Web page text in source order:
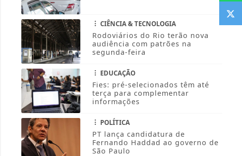
CIÊNCIA & TECNOLOGIA
Rodoviários do Rio terão nova
audiência com patrões na
segunda-feira
EDUCAÇÃO
Fies: pré-selecionados têm até
terça para complementar
informações
POLÍTICA
PT lança candidatura de
Fernando Haddad ao governo de
São Paulo